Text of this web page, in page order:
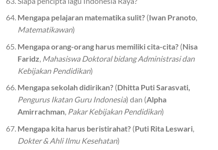
Mengapa pelajaran matematika sulit?(Iwan Pranoto,
Matematikawan)
Mengapa orang-orang harus memiliki cita-cita? (Nisa
Faridz Mahasiswa Doktoral bidang Administrasi dan
Kebijakan Pendidikan)
Mengapa sekolah didirikan?(Dhitta Puti Sarasvati,
Pengurus Ikatan Guru Indonesia) dan (Alpha
Amirrachman, Pakar Kebijakan Pendidikan)
Mengapa kita harus beristirahat?(Puti Rita Leswari,
Dokter & Ahli Ilmu Kesehatan)